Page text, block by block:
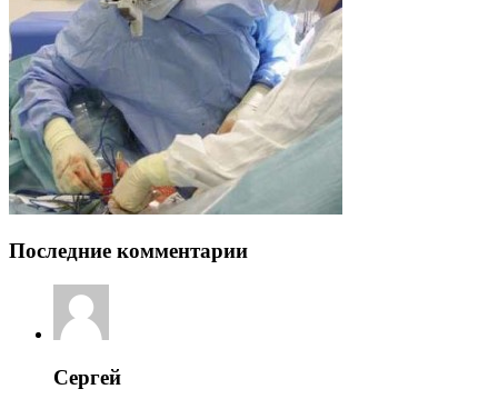
Последние комментарии
Сергей